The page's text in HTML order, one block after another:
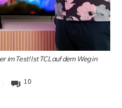
im Test! Ist TCL auf dem Weg in
10